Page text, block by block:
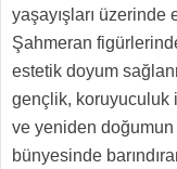
yaşayışları üzerinde
Şahmeran
estetik doyum
gençlik, koruyuculuk
ve yeniden doğumun
bünyesinde